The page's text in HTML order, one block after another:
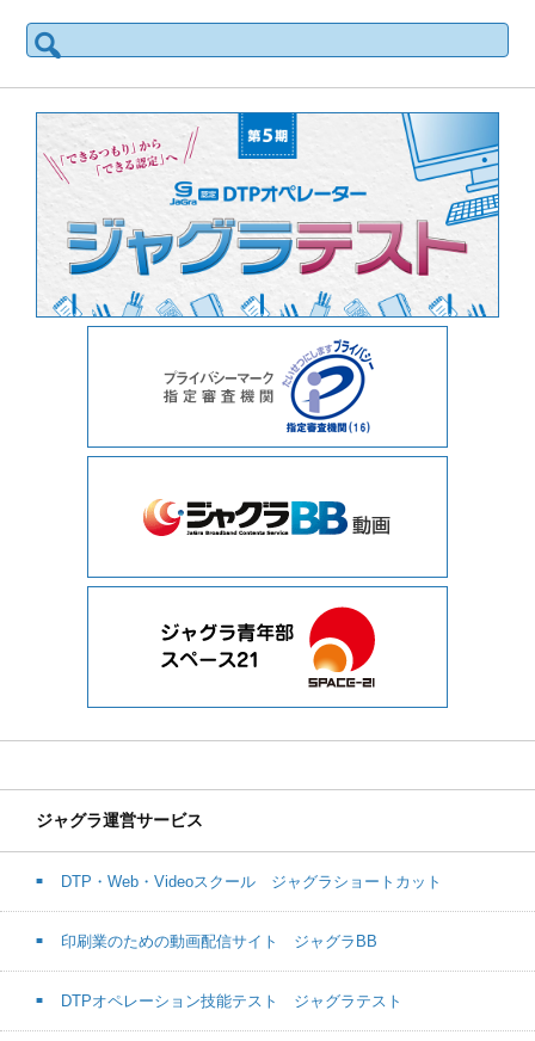
検索:
ジャグラ運営サービス
DTP・Web・Videoスクール ジャグラショートカット
印刷業のための動画配信サイト ジャグラBB
DTPオペレーション技能テスト ジャグラテスト